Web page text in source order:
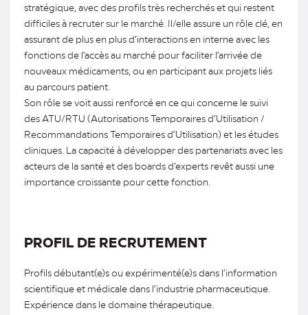
stratégique, avec des profils très recherchés et qui restent
difficiles à recruter sur le marché. Il/elle assure un rôle clé, en
assurant de plus en plus d’interactions en interne avec les
fonctions de l’accès au marché pour faciliter l’arrivée de
nouveaux médicaments, ou en participant aux projets liés
au parcours patient.
Son rôle se voit aussi renforcé en ce qui concerne le suivi
des ATU/RTU (Autorisations Temporaires d’Utilisation /
Recommandations Temporaires d’Utilisation) et les études
cliniques. La capacité à développer des partenariats avec les
acteurs de la santé et des boards d’experts revêt aussi une
importance croissante pour cette fonction.
PROFIL DE RECRUTEMENT
Profils débutant(e)s ou expérimenté(e)s dans l’information
scientifique et médicale dans l’industrie pharmaceutique.
Expérience dans le domaine thérapeutique.